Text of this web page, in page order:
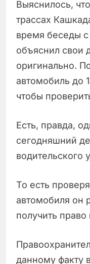
Выяснилось,
трассах
время беседы
объяснил свои
оригинально.
автомобиль до
чтобы
Есть, правда,
сегодняшний
водительского
То есть
автомобиля он
получить
данному факту